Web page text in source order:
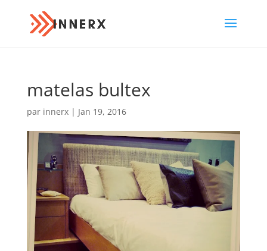
matelas bultex
par innerx| Jan 19, 2016